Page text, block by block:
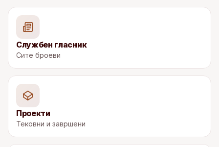
Службен гласник
Сите броеви
Проекти
Тековни и завршени